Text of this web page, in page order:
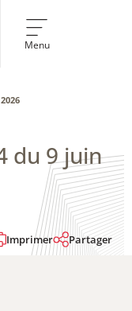
Menu
du 9 juin
Imprimer Partager